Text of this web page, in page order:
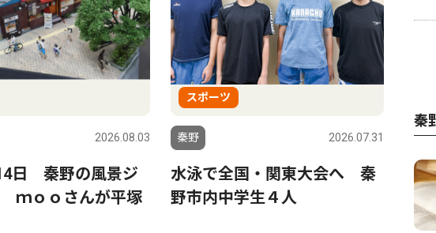
2026.08.03
日 秦野の風景ジ
ｍｏｏさんが平塚
スポーツ
秦野 2026.07.31
水泳で全国・関東大会へ 秦
野市内中学生４人
秦野
延
か
秦